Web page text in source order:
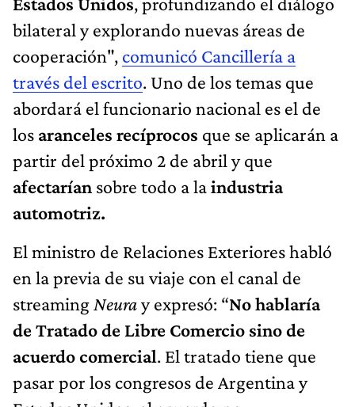
bilateral y explorando nuevas áreas de
cooperación", comunicó Cancillería a
través del escrito. Uno de los temas que
abordará el funcionario nacional es el de
los aranceles recíprocos que se aplicarán a
partir del próximo 2 de abril y que
afectarían sobre todo a laindustria
automotriz.
El ministro de Relaciones Exteriores habló
en la previa de su viaje con el canal de
streaming Neuray expresó: “No hablaría
de Tratado de Libre Comercio sino de
acuerdo comercial. El tratado tiene que
pasar por los congresos de Argentina y